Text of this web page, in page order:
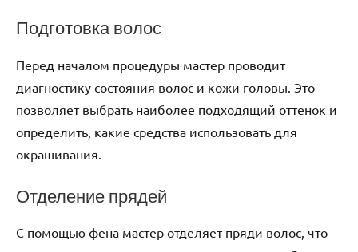
Подготовка волос
Перед началом процедуры мастер проводит
диагностику состояния волос и кожи головы. Это
позволяет выбрать наиболее подходящий оттенок и
определить, какие средства использовать для
окрашивания.
Отделение прядей
С помощью фена мастер отделяет пряди волос, что